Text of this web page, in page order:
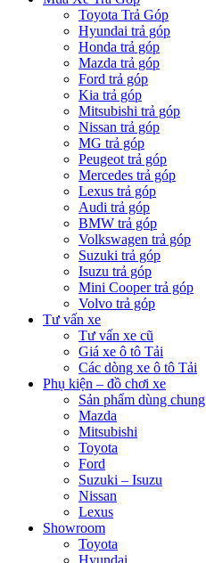
Toyota Trả Góp
Hyundai trả góp
Honda trả góp
Mazda trả góp
Ford trả góp
Kia trả góp
Mitsubishi trả góp
Nissan trả góp
MG trả góp
Peugeot trả góp
Mercedes trả góp
Lexus trả góp
Audi trả góp
BMW trả góp
Volkswagen trả góp
Suzuki trả góp
Isuzu trả góp
Mini Cooper trả góp
Volvo trả góp
Tư vấn xe
Tư vấn xe cũ
Giá xe ô tô Tải
Các dòng xe ô tô Tải
Phụ kiện – đồ chơi xe
Sản phẩm dùng chung
Mazda
Mitsubishi
Toyota
Ford
Suzuki – Isuzu
Nissan
Lexus
Showroom
Toyota
Hyundai